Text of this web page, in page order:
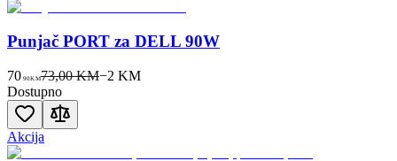
Punjač PORT za DELL 90W
70 90KM73,00 KM−2 KM
Dostupno
Akcija